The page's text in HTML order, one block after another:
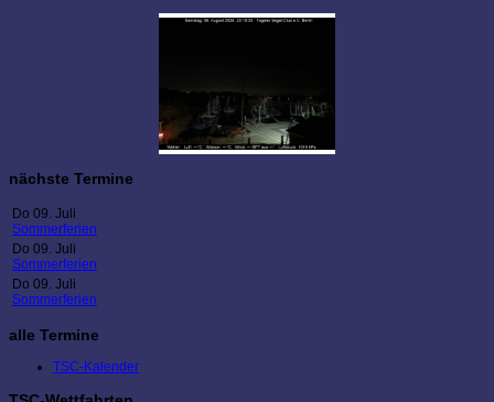
nächste Termine
Do 09. Juli
Sommerferien
Do 09. Juli
Sommerferien
Do 09. Juli
Sommerferien
alle Termine
TSC-Kalender